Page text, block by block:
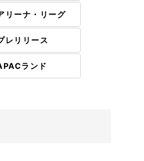
リーナ・リーグ
レリリース
ランド